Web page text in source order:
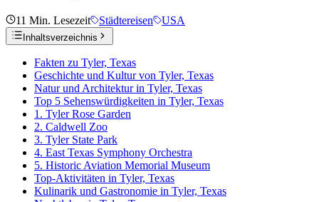
11 Min. Lesezeit Städtereisen USA
Inhaltsverzeichnis
Fakten zu Tyler, Texas
Geschichte und Kultur von Tyler, Texas
Natur und Architektur in Tyler, Texas
Top 5 Sehenswürdigkeiten in Tyler, Texas
1. Tyler Rose Garden
2. Caldwell Zoo
3. Tyler State Park
4. East Texas Symphony Orchestra
5. Historic Aviation Memorial Museum
Top-Aktivitäten in Tyler, Texas
Kulinarik und Gastronomie in Tyler, Texas